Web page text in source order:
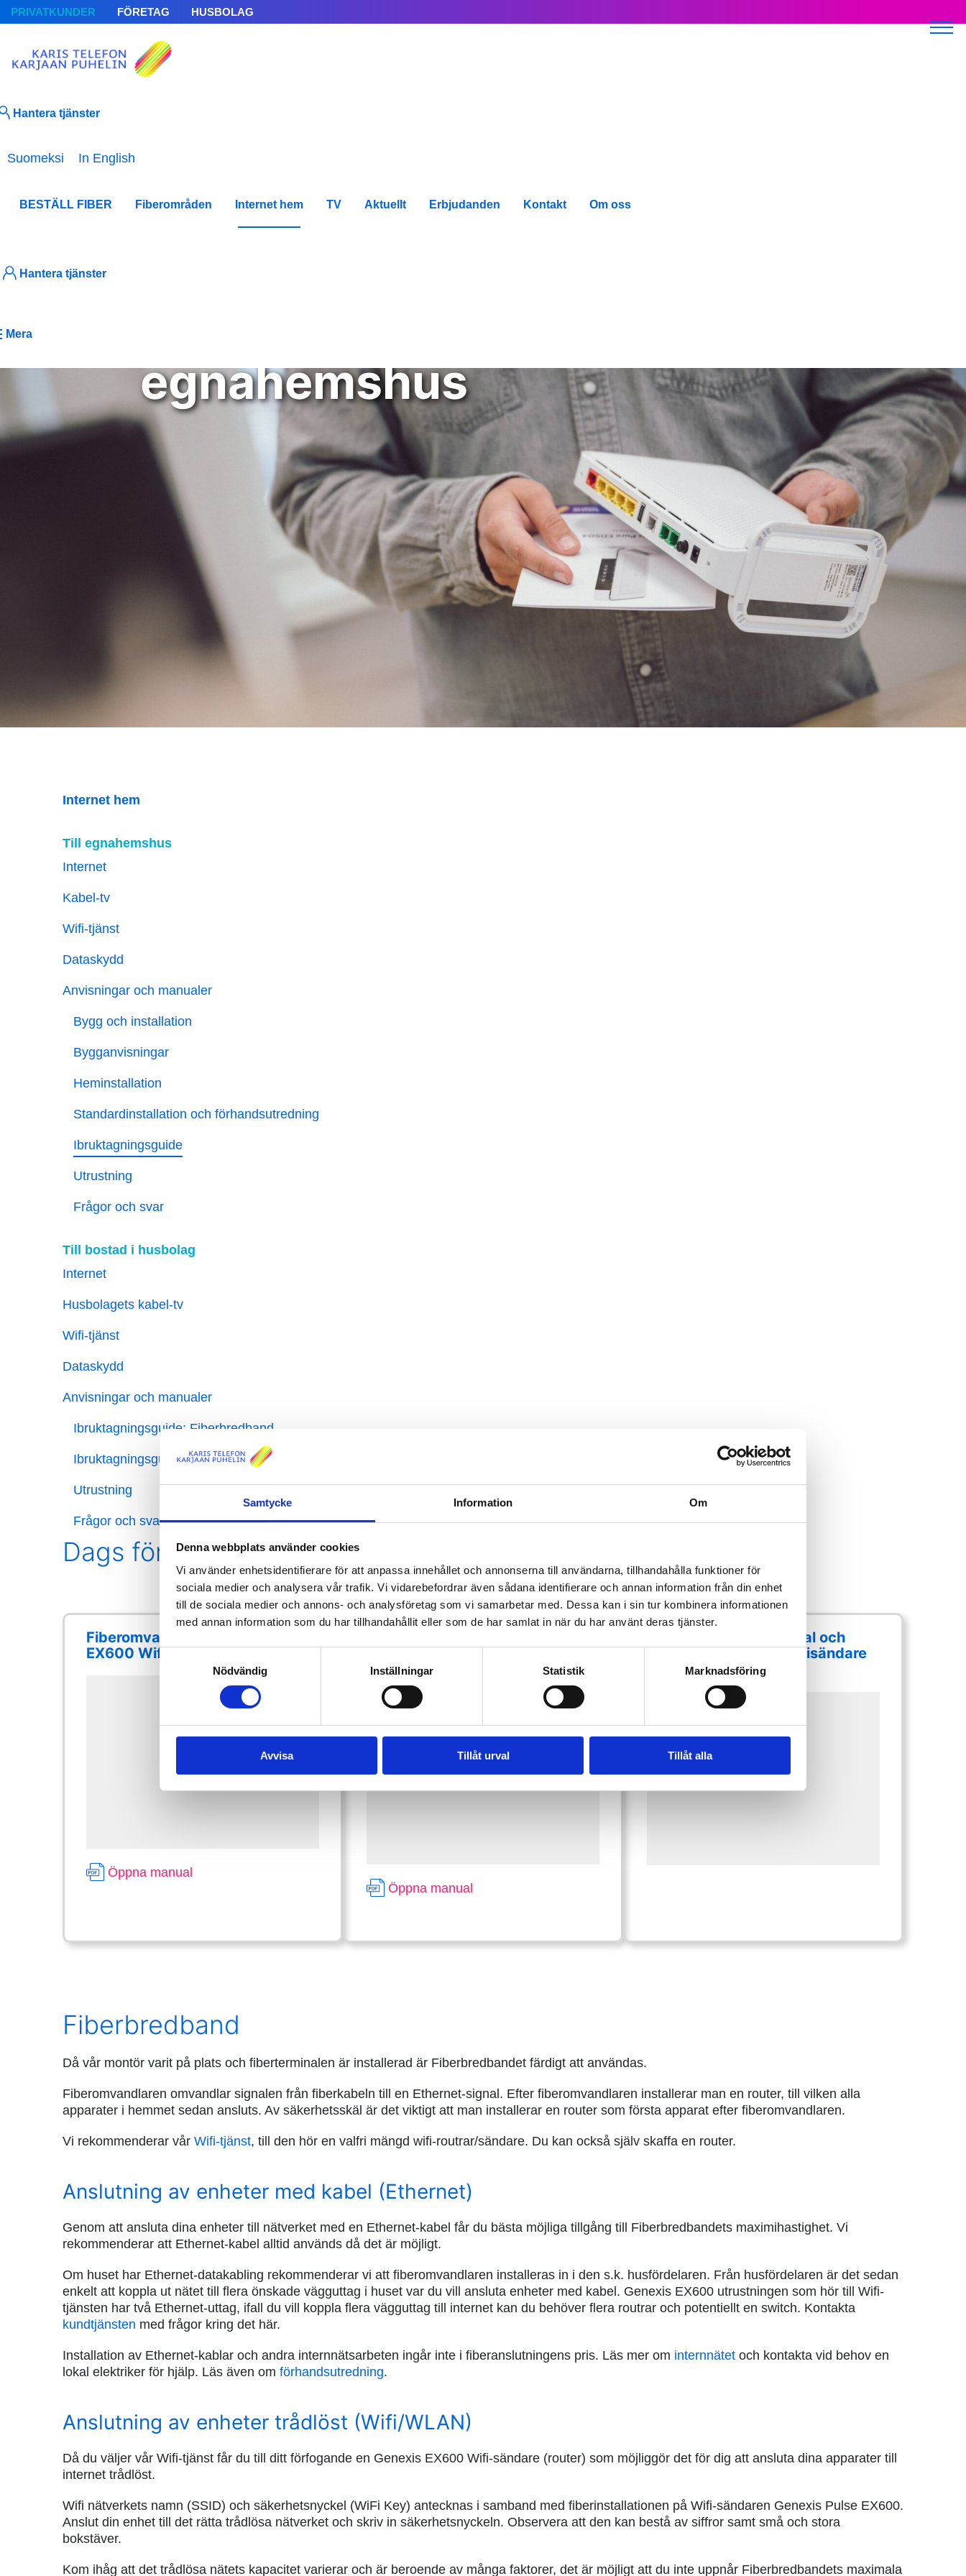
Samtycke Information Om
Denna webbplats använder cookies
Vi använder enhetsidentifierare för att anpassa innehållet och annonserna till användarna, tillhandahålla funktioner för
sociala medier och analysera vår trafik. Vi vidarebefordrar även sådana identifierare och annan information från din enhet
till de sociala medier och annons- och analysföretag som vi samarbetar med. Dessa kan i sin tur kombinera informationen
med annan information som du har tillhandahållit eller som de har samlat in när du har använt deras tjänster.
Nödvändig
Inställningar Statistik Marknadsföring
Avvisa Tillåt urval Tillåt alla
PRIVATKUNDER FÖRETAG HUSBOLAG
Hantera tjänster
Välj ditt språk
Suomeksi In English
BESTÄLL FIBER Fiberområden Internet hem TV Aktuellt Erbjudanden Kontakt Om oss
Hantera tjänster
Mera
Internet hem
Till egnahemshus
Internet
Kabel-tv
Wifi-tjänst
Dataskydd
Anvisningar och manualer
Bygg och installation
Bygganvisningar
Heminstallation
Standardinstallation och förhandsutredning
Ibruktagningsguide
Utrustning
Frågor och svar
Till bostad i husbolag
Internet
Husbolagets kabel-tv
Wifi-tjänst
Dataskydd
Anvisningar och manualer
Ibruktagningsguide: Fiberbredband
Ibruktagningsguide: Bolagsbredband
Utrustning
Frågor och svar
Guide för
egnahemshus
Dags för ibruktagning!
Fiberomvandlare och Genexis
EX600 Wifi-sändare (router)
Öppna manual
Genexis Pulse EX600-
wifisändare
Öppna manual
DZS 2425-fiberterminal och
Ubiquiti Unifi Wi-Fi-wifisändare
Fiberbredband
Då vår montör varit på plats och fiberterminalen är installerad är Fiberbredbandet färdigt att användas.
Fiberomvandlaren omvandlar signalen från fiberkabeln till en Ethernet-signal. Efter fiberomvandlaren installerar man en router, till vilken alla
apparater i hemmet sedan ansluts. Av säkerhetsskäl är det viktigt att man installerar en router som första apparat efter fiberomvandlaren.
Vi rekommenderar vår Wifi-tjänst, till den hör en valfri mängd wifi-routrar/sändare. Du kan också själv skaffa en router.
Anslutning av enheter med kabel (Ethernet)
Genom att ansluta dina enheter till nätverket med en Ethernet-kabel får du bästa möjliga tillgång till Fiberbredbandets maximihastighet. Vi
rekommenderar att Ethernet-kabel alltid används då det är möjligt.
Om huset har Ethernet-datakabling rekommenderar vi att fiberomvandlaren installeras in i den s.k. husfördelaren. Från husfördelaren är det sedan
enkelt att koppla ut nätet till flera önskade vägguttag i huset var du vill ansluta enheter med kabel. Genexis EX600 utrustningen som hör till Wifi-
tjänsten har två Ethernet-uttag, ifall du vill koppla flera vägguttag till internet kan du behöver flera routrar och potentiellt en switch. Kontakta
kundtjänsten med frågor kring det här.
Installation av Ethernet-kablar och andra internnätsarbeten ingår inte i fiberanslutningens pris. Läs mer om internnätet och kontakta vid behov en
lokal elektriker för hjälp. Läs även om förhandsutredning.
Anslutning av enheter trådlöst (Wifi/WLAN)
Då du väljer vår Wifi-tjänst får du till ditt förfogande en Genexis EX600 Wifi-sändare (router) som möjliggör det för dig att ansluta dina apparater till
internet trådlöst.
Wifi nätverkets namn (SSID) och säkerhetsnyckel (WiFi Key) antecknas i samband med fiberinstallationen på Wifi-sändaren Genexis Pulse EX600.
Anslut din enhet till det rätta trådlösa nätverket och skriv in säkerhetsnyckeln. Observera att den kan bestå av siffror samt små och stora
bokstäver.
Kom ihåg att det trådlösa nätets kapacitet varierar och är beroende av många faktorer, det är möjligt att du inte uppnår Fiberbredbandets maximala